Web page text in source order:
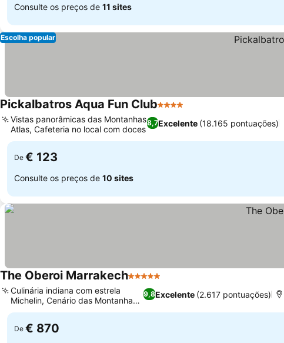
Consulte os preços de 11 sites
Escolha popular
Pickalbatros Aqua Fun Club4 Estrelas
8,7Excelente (18.165 pontuações)
Vistas panorâmicas das Montanhas
Atlas, Cafeteria no local com doces
De € 123
Consulte os preços de 10 sites
The Oberoi Marrakech5 Estrelas
9,8Excelente (2.617 pontuações)
Culinária indiana com estrela
Michelin, Cenário das Montanhas
Atlas
De € 870